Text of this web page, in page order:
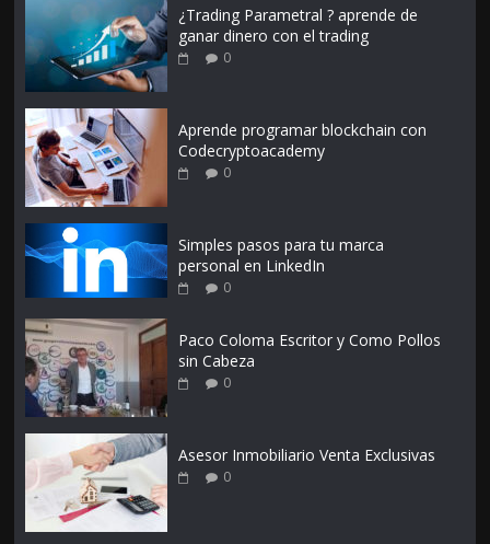
¿Trading Parametral ? aprende de
ganar dinero con el trading
0
Aprende programar blockchain con
Codecryptoacademy
0
Simples pasos para tu marca
personal en LinkedIn
0
Paco Coloma Escritor y Como Pollos
sin Cabeza
0
Asesor Inmobiliario Venta Exclusivas
0